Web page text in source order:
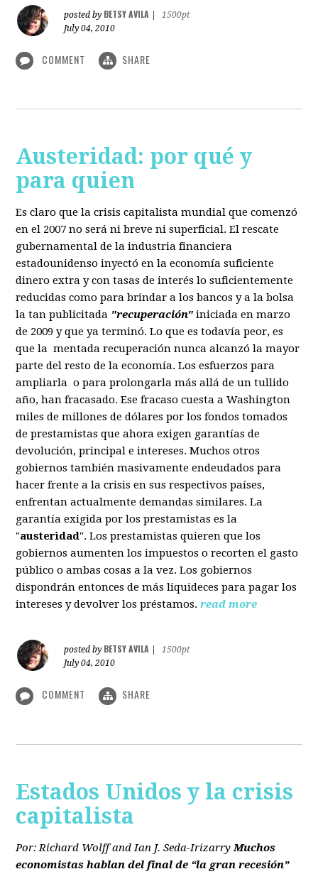
posted by BETSY AVILA
1500pt
July 04, 2010
COMMENT SHARE
Austeridad: por qué y
para quien
Es claro que la crisis capitalista mundial que comenzó
en el 2007 no será ni breve ni superficial. El rescate
gubernamental de la industria financiera
estadounidenso inyectó en la economía suficiente
dinero extra y con tasas de interés lo suficientemente
reducidas como para brindar a los bancos y a la bolsa
la tan publicitada "recuperación" iniciada en marzo
de 2009 y que ya terminó. Lo que es todavía peor, es
que la mentada recuperación nunca alcanzó la mayor
parte del resto de la economía. Los esfuerzos para
ampliarla o para prolongarla más allá de un tullido
año, han fracasado. Ese fracaso cuesta a Washington
miles de millones de dólares por los fondos tomados
de prestamistas que ahora exigen garantías de
devolución, principal e intereses. Muchos otros
gobiernos también masivamente endeudados para
hacer frente a la crisis en sus respectivos países,
enfrentan actualmente demandas similares. La
garantía exigida por los prestamistas es la
"austeridad". Los prestamistas quieren que los
gobiernos aumenten los impuestos o recorten el gasto
público o ambas cosas a la vez. Los gobiernos
dispondrán entonces de más liquideces para pagar los
intereses y devolver los préstamos. read more
posted by BETSY AVILA
1500pt
July 04, 2010
COMMENT SHARE
Estados Unidos y la crisis
capitalista
Por: Richard Wolff and Ian J. Seda-Irizarry Muchos
economistas hablan del final de “la gran recesión”